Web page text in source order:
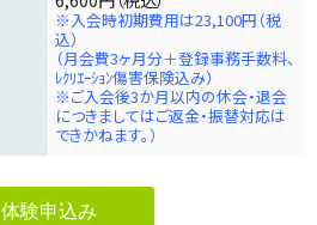
※入会時初期費用は23,100円（税
込）
（月会費3ヶ月分＋登録事務手数料、
ﾚｸﾘｴｰｼｮﾝ傷害保険込み）
※ご入会後3か月以内の休会・退会
につきましてはご返金・振替対応は
できかねます。）
体験申込み